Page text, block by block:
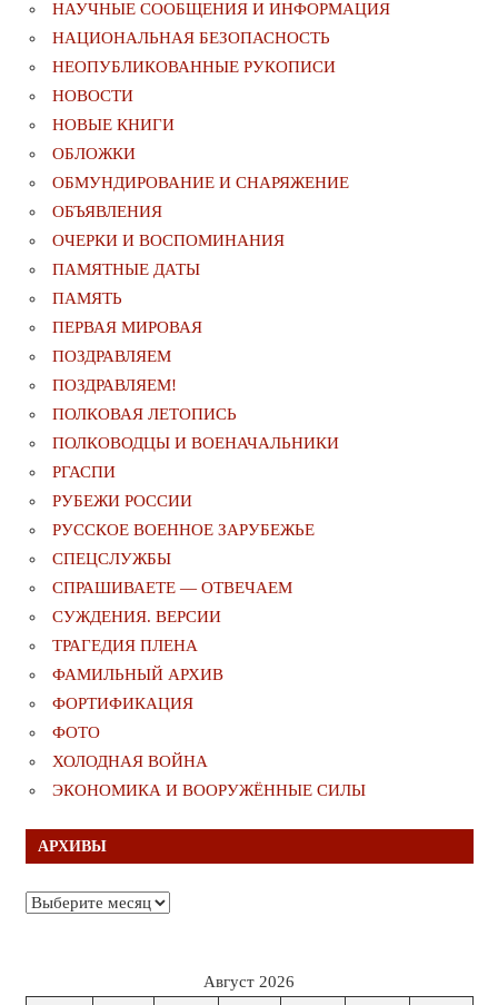
НАУЧНЫЕ СООБЩЕНИЯ И ИНФОРМАЦИЯ
НАЦИОНАЛЬНАЯ БЕЗОПАСНОСТЬ
НЕОПУБЛИКОВАННЫЕ РУКОПИСИ
НОВОСТИ
НОВЫЕ КНИГИ
ОБЛОЖКИ
ОБМУНДИРОВАНИЕ И СНАРЯЖЕНИЕ
ОБЪЯВЛЕНИЯ
ОЧЕРКИ И ВОСПОМИНАНИЯ
ПАМЯТНЫЕ ДАТЫ
ПАМЯТЬ
ПЕРВАЯ МИРОВАЯ
ПОЗДРАВЛЯЕМ
ПОЗДРАВЛЯЕМ!
ПОЛКОВАЯ ЛЕТОПИСЬ
ПОЛКОВОДЦЫ И ВОЕНАЧАЛЬНИКИ
РГАСПИ
РУБЕЖИ РОССИИ
РУССКОЕ ВОЕННОЕ ЗАРУБЕЖЬЕ
СПЕЦСЛУЖБЫ
СПРАШИВАЕТЕ — ОТВЕЧАЕМ
СУЖДЕНИЯ. ВЕРСИИ
ТРАГЕДИЯ ПЛЕНА
ФАМИЛЬНЫЙ АРХИВ
ФОРТИФИКАЦИЯ
ФОТО
ХОЛОДНАЯ ВОЙНА
ЭКОНОМИКА И ВООРУЖЁННЫЕ СИЛЫ
АРХИВЫ
Архивы
Август 2026